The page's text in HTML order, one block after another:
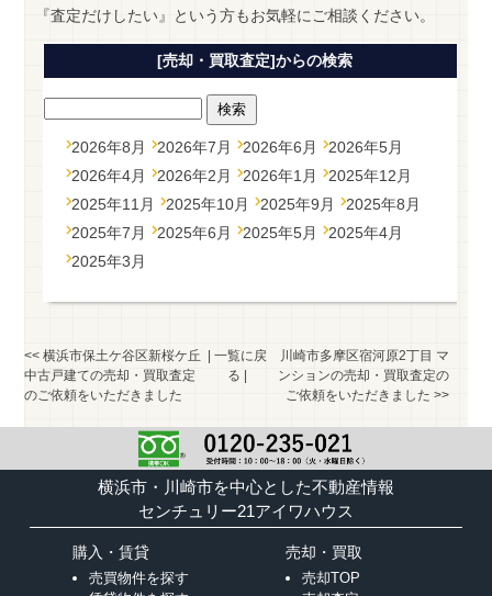
『査定だけしたい』という方もお気軽にご相談ください。
[売却・買取査定]からの検索
2026年8月 2026年7月 2026年6月
2026年5月
2026年4月
2026年2月 2026年1月
2025年12月
2025年11月
2025年10月 2025年9月
2025年8月
2025年7月
2025年6月 2025年5月
2025年4月
2025年3月
<< 横浜市保土ケ谷区新桜ケ丘
中古戸建ての売却・買取査定
のご依頼をいただきました
一覧に戻
る
川崎市多摩区宿河原2丁目 マ
ンションの売却・買取査定の
ご依頼をいただきました>>
横浜市・川崎市を中心とした不動産情報
センチュリー21アイワハウス
購入・賃貸
売買物件を探す
売却・買取
売却TOP